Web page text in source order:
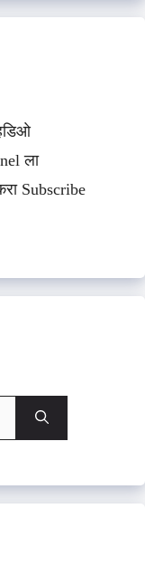
ला
Subscribe